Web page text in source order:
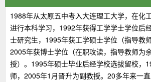
1988年从太原五中考入大连理工大学，在化
进行本科学习，1992年获得工学学士学位后
士研究生，1995年获工学硕士学位（指导教
2005年获博士学位（在职攻读，指导教师为
授）。1995年硕士毕业后经学校选拔留校，
师，2005年1月晋升为副教授。20多年来一